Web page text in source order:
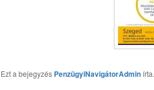
Ezt a bejegyzés PenzügyiNavigátorAdmin